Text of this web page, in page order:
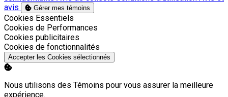
avis
Gérer mes témoins
Activer
Cookies Essentiels
Activer
Cookies de Performances
Activer
Cookies publicitaires
Activer
Cookies de fonctionnalités
Accepter les Cookies sélectionnés
Nous utilisons des Témoins pour vous assurer la meilleure
expérience.